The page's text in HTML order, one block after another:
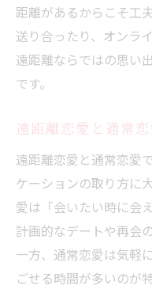
距離があるからこそ工
送り合ったり、オンラ
遠距離ならではの思い
です。
遠距離恋愛と通常
遠距離恋愛と通常恋愛
ケーションの取り方に
愛は「会いたい時に会
計画的なデートや再会
一方、通常恋愛は気軽
ごせる時間が多いのが